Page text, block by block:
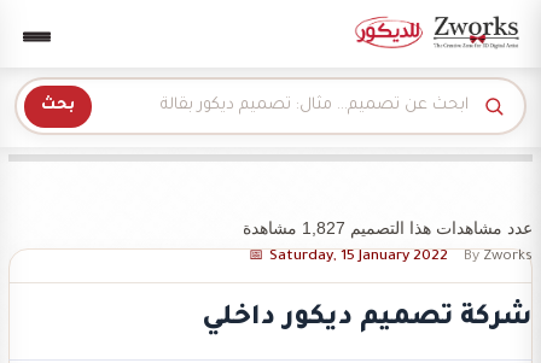
عدد مشاهدات هذا التصميم 1,827 مشاهدة
Saturday, 15 January 2022 By Zworks
شركة تصميم ديكور داخلي
Zworks للديكور
بحث